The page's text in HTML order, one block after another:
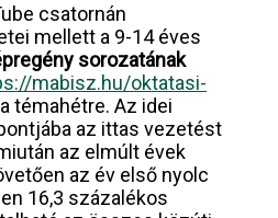
csatornán
mellett a 9-14 éves
sorozatának
mabisz.hu/oktatasi-
témahétre. Az idei
az ittas vezetést
az elmúlt évek
az év első nyolc
16,3 százalékos